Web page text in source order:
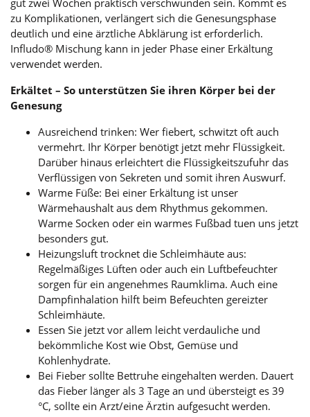
zu Komplikationen, verlängert sich die Genesungsphase
deutlich und eine ärztliche Abklärung ist erforderlich.
Infludo® Mischung kann in jeder Phase einer Erkältung
verwendet werden.
Erkältet – So unterstützen Sie ihren Körper bei der
Genesung
Ausreichend trinken: Wer fiebert, schwitzt oft auch
vermehrt. Ihr Körper benötigt jetzt mehr Flüssigkeit.
Darüber hinaus erleichtert die Flüssigkeitszufuhr das
Verflüssigen von Sekreten und somit ihren Auswurf.
Warme Füße: Bei einer Erkältung ist unser
Wärmehaushalt aus dem Rhythmus gekommen.
Warme Socken oder ein warmes Fußbad tuen uns jetzt
besonders gut.
Heizungsluft trocknet die Schleimhäute aus:
Regelmäßiges Lüften oder auch ein Luftbefeuchter
sorgen für ein angenehmes Raumklima. Auch eine
Dampfinhalation hilft beim Befeuchten gereizter
Schleimhäute.
Essen Sie jetzt vor allem leicht verdauliche und
bekömmliche Kost wie Obst, Gemüse und
Kohlenhydrate.
Bei Fieber sollte Bettruhe eingehalten werden. Dauert
das Fieber länger als 3 Tage an und übersteigt es 39
°C, sollte ein Arzt/eine Ärztin aufgesucht werden.